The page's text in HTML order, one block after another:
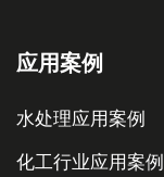
应用案例
水处理应用案例
化工行业应用案例